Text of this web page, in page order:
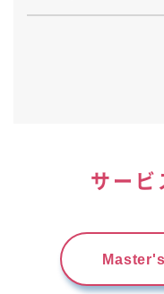
サービ